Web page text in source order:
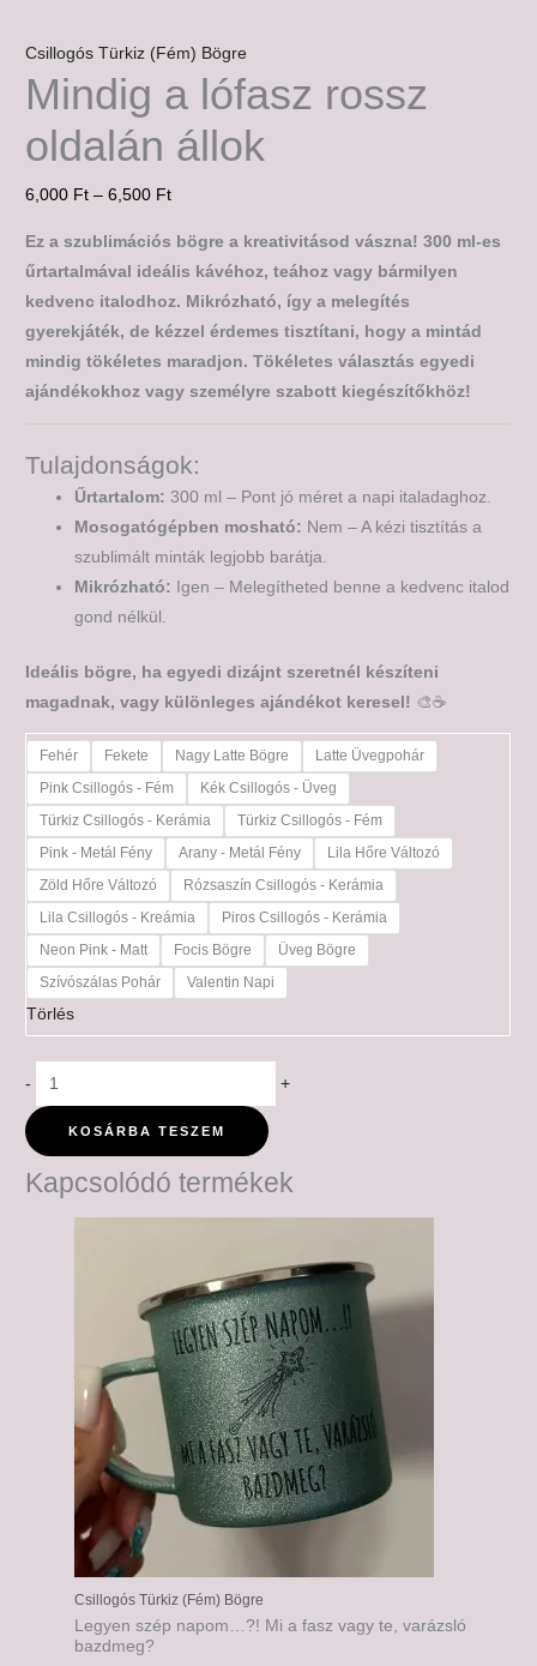
Csillogós Türkiz (Fém) Bögre
Mindig a lófasz rossz
oldalán állok
6,000 Ft – 6,500 Ft
Ez a szublimációs bögre a kreativitásod vászna! 300 ml-es
űrtartalmával ideális kávéhoz, teához vagy bármilyen
kedvenc italodhoz. Mikrózható, így a melegítés
gyerekjáték, de kézzel érdemes tisztítani, hogy a mintád
mindig tökéletes maradjon. Tökéletes választás egyedi
ajándékokhoz vagy személyre szabott kiegészítőkhöz!
Tulajdonságok:
Űrtartalom: 300 ml – Pont jó méret a napi italadaghoz.
Mosogatógépben mosható: Nem – A kézi tisztítás a
szublimált minták legjobb barátja.
Mikrózható: Igen – Melegítheted benne a kedvenc italod
gond nélkül.
Ideális bögre, ha egyedi dizájnt szeretnél készíteni
magadnak, vagy különleges ajándékot keresel! 🎨☕
Fehér Fekete Nagy Latte Bögre
Latte Üvegpohár
Pink Csillogós - Fém
Kék Csillogós - Üveg
Türkiz Csillogós - Kerámia
Türkiz Csillogós - Fém
Pink - Metál Fény
Arany - Metál Fény
Lila Hőre Változó
Zöld Hőre Változó
Rózsaszín Csillogós - Kerámia
Lila Csillogós - Kreámia
Piros Csillogós - Kerámia
Neon Pink - Matt
Focis Bögre
Üveg Bögre
Szívószálas Pohár
Valentin Napi
Törlés
- +
KOSÁRBA TESZEM
Kapcsolódó termékek
Csillogós Türkiz (Fém) Bögre
Legyen szép napom…?! Mi a fasz vagy te, varázsló
bazdmeg?